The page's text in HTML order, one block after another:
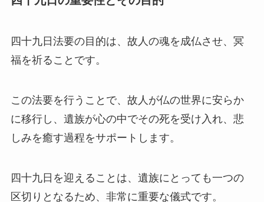
四十九日法要の目的は、故人の魂を成仏させ、冥
福を祈ることです。
この法要を行うことで、故人が仏の世界に安らか
に移行し、遺族が心の中でその死を受け入れ、悲
しみを癒す過程をサポートします。
四十九日を迎えることは、遺族にとっても一つの
区切りとなるため、非常に重要な儀式です。